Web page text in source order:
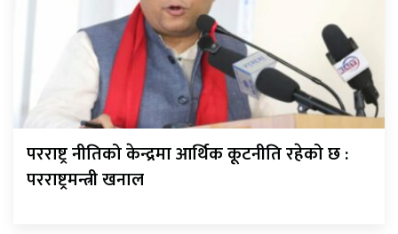
परराष्ट्र नीतिको केन्द्रमा आर्थिक कूटनीति रहेको छ :
परराष्ट्रमन्त्री खनाल